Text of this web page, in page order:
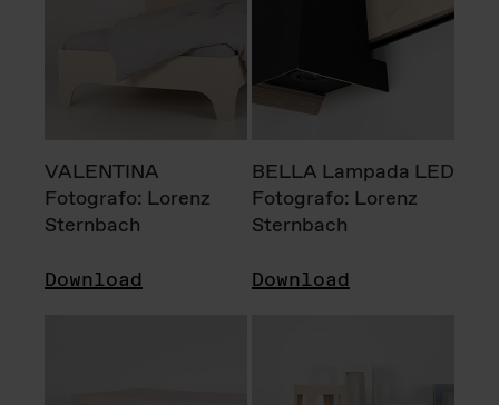
VALENTINA
Fotografo: Lorenz
Sternbach
Download
BELLA Lampada LED
Fotografo: Lorenz
Sternbach
Download